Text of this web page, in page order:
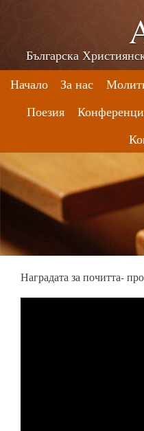
Българска
Начало
За нас
Поезия
Наградата за почитта-